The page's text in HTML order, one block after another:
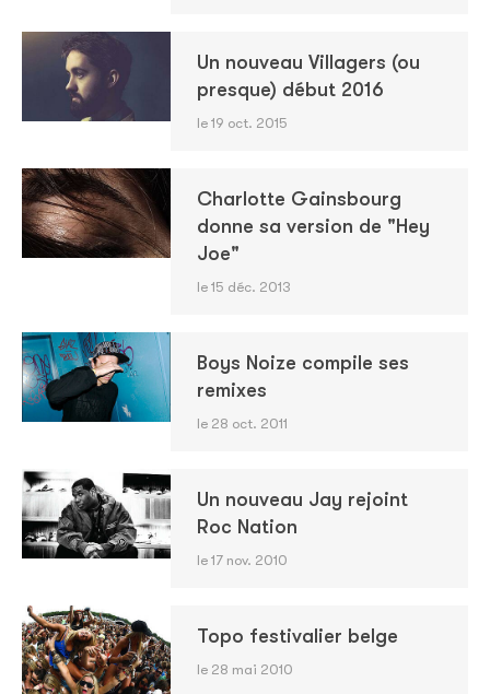
Un nouveau Villagers (ou
presque) début 2016
le 19 oct. 2015
Charlotte Gainsbourg
donne sa version de "Hey
Joe"
le 15 déc. 2013
Boys Noize compile ses
remixes
le 28 oct. 2011
Un nouveau Jay rejoint
Roc Nation
le 17 nov. 2010
Topo festivalier belge
le 28 mai 2010